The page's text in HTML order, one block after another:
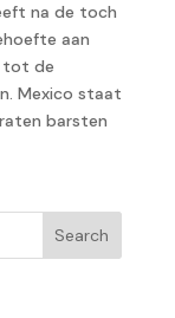
na de toch
aan
tot de
Mexico staat
barsten
Search